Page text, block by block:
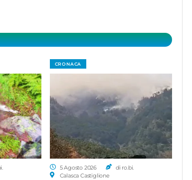
CRONACA
5 Agosto 2026
di ro.bi.
Calasca Castiglione